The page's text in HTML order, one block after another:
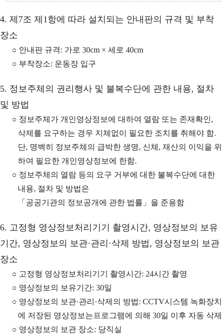
4. 제7조 제1항에 따라 설치되는 안내판의 규격 및 부착
장소
○ 안내판 규격: 가로 30cm × 세로 40cm
○ 부착장소: 운동장 입구
5. 정보주체의 권리행사 및 불복수단에 관한 내용, 절차
및 방법
○ 정보주체가 개인영상정보에 대하여 열람 또는 존재확인,
삭제를 요구하는 경우 지체없이 필요한 조치를 취해야 함.
단, 명백히 정보주체의 급박한 생명, 신체, 재산의 이익을 위
하여 필요한 개인영상정보에 한함.
○ 정보주체의 열람 등의 요구 거부에 대한 불복수단에 대한
내용, 절차 및 방법은
「공공기관의 정보공개에 관한 법률」을 준용함
6. 고정형 영상정보처리기기 촬영시간, 영상정보의 보유
기간, 영상정보의 보관·관리·삭제 방법, 영상정보의 보관
장소
○ 고정형 영상정보처리기기 촬영시간: 24시간 촬영
○ 영상정보의 보유기간: 30일
○ 영상정보의 보관·관리·삭제의 방법: CCTV시스템 녹화장치
에 저장된 영상정보는프로그램에 의해 30일 이후 자동 삭제
○ 영상정보의 보관 장소: 당직실